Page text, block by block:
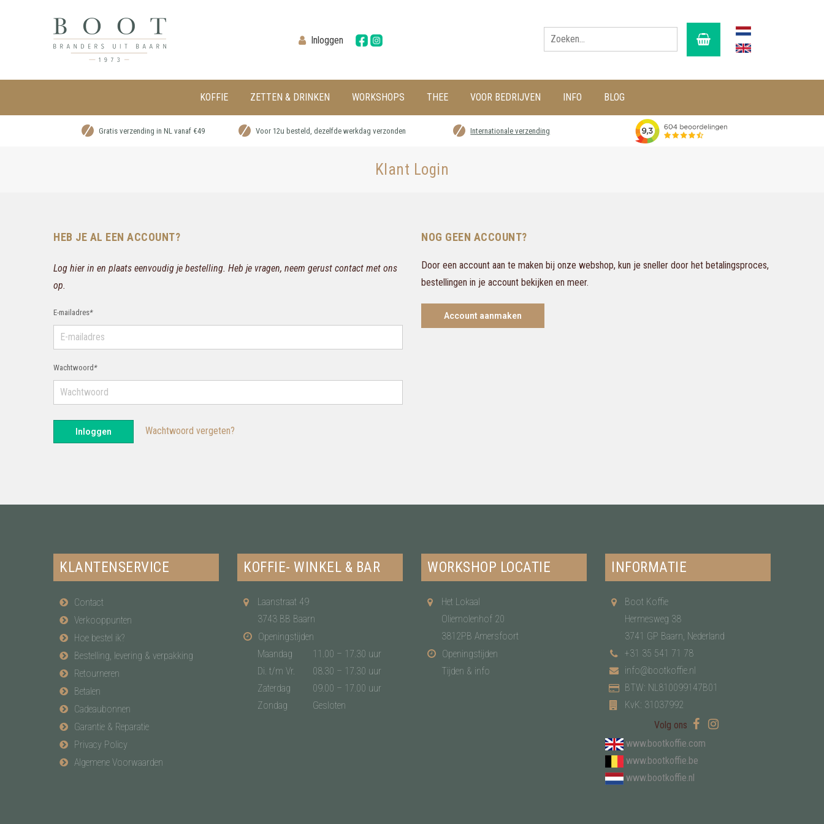
Inloggen
KOFFIE ZETTEN & DRINKEN WORKSHOPS THEE VOOR BEDRIJVEN INFO BLOG
Gratis verzending in NL vanaf €49 Voor 12u besteld, dezelfde werkdag verzonden Internationale verzending
Klant Login
HEB JE AL EEN ACCOUNT?
Log hier in en plaats eenvoudig je bestelling. Heb je vragen, neem gerust contact met ons
op.
E-mailadres*
Wachtwoord *
Inloggen Wachtwoord vergeten?
NOG GEEN ACCOUNT?
Door een account aan te maken bij onze webshop, kun je sneller door het betalingsproces,
bestellingen in je account bekijken en meer.
Account aanmaken
KLANTENSERVICE
Contact
Verkooppunten
Hoe bestel ik?
Bestelling, levering & verpakking
Retourneren
Betalen
Cadeaubonnen
Garantie & Reparatie
Privacy Policy
Algemene Voorwaarden
KOFFIE- WINKEL & BAR
Laanstraat 49
3743 BB Baarn
Openingstijden
Maandag
11.00 – 17.30 uur
Di. t/m Vr.
08.30 – 17.30 uur
Zaterdag
09.00 – 17.00 uur
Zondag
Gesloten
WORKSHOP LOCATIE
Het Lokaal
Oliemolenhof 20
3812PB Amersfoort
Openingstijden
Tijden & info
INFORMATIE
Boot Koffie
Hermesweg 38
3741 GP Baarn, Nederland
+31 35 541 71 78
info@bootkoffie.nl
BTW: NL810099147B01
KvK: 31037992
Volg ons
www.bootkoffie.com
www.bootkoffie.be
www.bootkoffie.nl